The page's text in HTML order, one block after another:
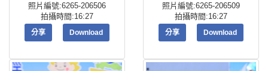
照片編號:6265-206506
拍攝時間:16:27
分享 Download
照片編號:6265-206509
拍攝時間:16:27
分享 Download